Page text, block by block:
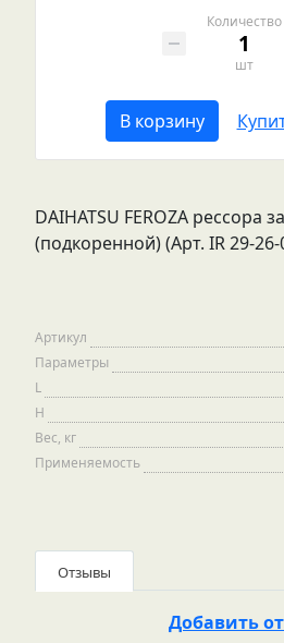
Количество
шт
В корзину
DAIHATSU FEROZA рессора
(подкоренной) (Арт. IR 29-26-
Артикул
Параметры
L
H
Вес, кг
Применяемость
Отзывы
Добавить